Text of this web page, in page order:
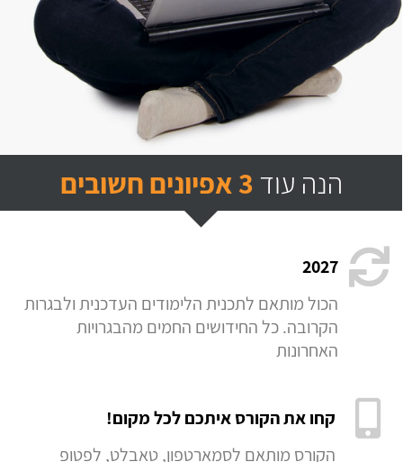
הנה עוד 3 אפיונים חשובים
2027
הכול מותאם לתכנית הלימודים העדכנית ולבגרות
הקרובה. כל החידושים החמים מהבגרויות
האחרונות
קחו את הקורס איתכם לכל מקום!
הקורס מותאם לסמארטפון, טאבלט, לפטופ